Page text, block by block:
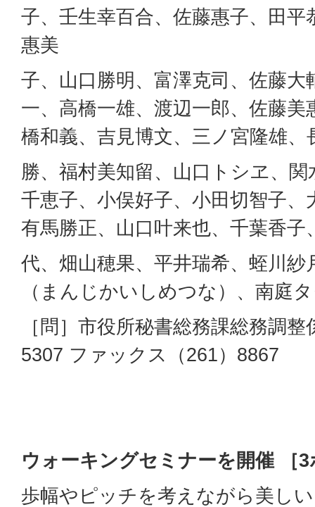
子、壬生幸百合、佐藤惠子、田平
惠美
子、山口勝明、富澤克司、佐藤大
一、高橋一雄、渡辺一郎、佐藤
橋和義、吉見博文、三ノ宮隆雄、
勝、福村美知留、山口トシヱ、
千恵子、小俣好子、小田切智子、
有馬勝正、山口叶来也、千葉香子
代、畑山穂果、平井瑞希、蛭川紗
（まんじかいしめつな）、南庭
［問］市役所秘書総務課総務調
5307 ファックス（261）8867
ウォーキングセミナーを開催 ［
歩幅やピッチを考えながら美し